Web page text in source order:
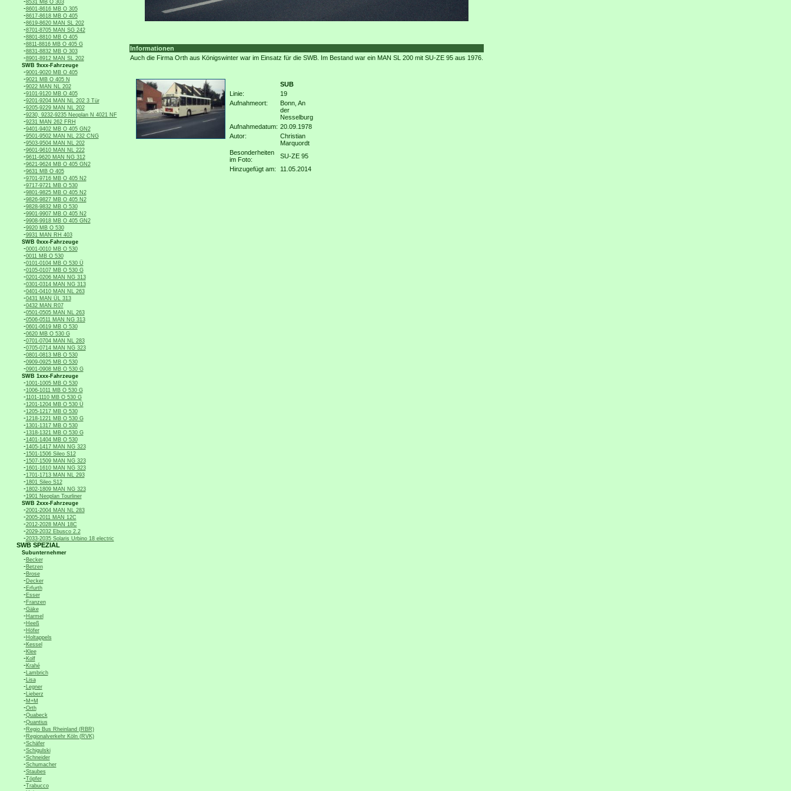
8531 MB O 303
-8601-8616 MB O 305
-8617-8618 MB O 405
-8619-8620 MAN SL 202
-8701-8705 MAN SG 242
-8801-8810 MB O 405
-8811-8816 MB O 405 G
-8831-8832 MB O 303
-8901-8912 MAN SL 202
SWB 9xxx-Fahrzeuge
-9001-9020 MB O 405
-9021 MB O 405 N
-9022 MAN NL 202
-9101-9120 MB O 405
-9201-9204 MAN NL 202 3 Tür
-9205-9229 MAN NL 202
-9230, 9232-9235 Neoplan N 4021 NF
-9231 MAN 262 FRH
-9401-9402 MB O 405 GN2
-9501-9502 MAN NL 232 CNG
-9503-9504 MAN NL 202
-9601-9610 MAN NL 222
-9611-9620 MAN NG 312
-9621-9624 MB O 405 GN2
-9631 MB O 405
-9701-9716 MB O 405 N2
-9717-9721 MB O 530
-9801-9825 MB O 405 N2
-9826-9827 MB O 405 N2
-9828-9832 MB O 530
-9901-9907 MB O 405 N2
-9908-9918 MB O 405 GN2
-9920 MB O 530
-9931 MAN RH 403
SWB 0xxx-Fahrzeuge
-0001-0010 MB O 530
-0011 MB O 530
-0101-0104 MB O 530 Ü
-0105-0107 MB O 530 G
-0201-0206 MAN NG 313
-0301-0314 MAN NG 313
-0401-0410 MAN NL 263
-0431 MAN ÜL 313
-0432 MAN R07
-0501-0505 MAN NL 263
-0506-0511 MAN NG 313
-0601-0619 MB O 530
-0620 MB O 530 G
-0701-0704 MAN NL 283
-0705-0714 MAN NG 323
-0801-0813 MB O 530
-0909-0925 MB O 530
-0901-0908 MB O 530 G
SWB 1xxx-Fahrzeuge
-1001-1005 MB O 530
-1006-1011 MB O 530 G
-1101-1110 MB O 530 G
-1201-1204 MB O 530 Ü
-1205-1217 MB O 530
-1218-1221 MB O 530 G
-1301-1317 MB O 530
-1318-1321 MB O 530 G
-1401-1404 MB O 530
-1405-1417 MAN NG 323
-1501-1506 Sileo S12
-1507-1509 MAN NG 323
-1601-1610 MAN NG 323
-1701-1713 MAN NL 293
-1801 Sileo S12
-1802-1809 MAN NG 323
-1901 Neoplan Tourliner
SWB 2xxx-Fahrzeuge
-2001-2004 MAN NL 283
-2005-2011 MAN 12C
-2012-2028 MAN 18C
-2029-2032 Ebusco 2.2
-2033-2035 Solaris Urbino 18 electric
SWB SPEZIAL
Subunternehmer
-Becker
-Betzen
-Brose
-Decker
-Erfurth
-Esser
-Franzen
-Gäke
-Harmel
-Heeß
-Höfer
-Holtappels
-Kessel
-Klee
-Kolf
-Krahé
-Lambrich
-Lisa
-Legner
-Lieberz
-M+M
-Orth
-Quabeck
-Quantius
-Regio Bus Rheinland (RBR)
-Regionalverkehr Köln (RVK)
-Schäfer
-Schigulski
-Schneider
-Schumacher
-Staubes
-Töpfer
-Trabucco
Informationen
Auch die Firma Orth aus Königswinter war im Einsatz für die SWB. Im Bestand war ein MAN SL 200 mit SU-ZE 95 aus 1976.
SUB
Linie:
19
Aufnahmeort:
Bonn, An
der
Nesselburg
Aufnahmedatum: 20.09.1978
Autor:
Christian
Marquordt
Besonderheiten
im Foto:
SU-ZE 95
Hinzugefügt am:
11.05.2014